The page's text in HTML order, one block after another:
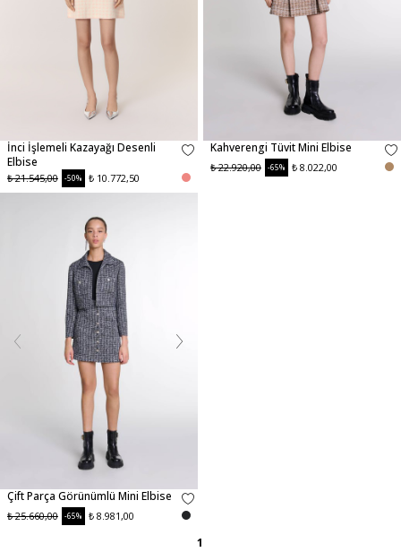
İnci İşlemeli Kazayağı Desenli
Elbise
₺ 21.545,00 -50% ₺ 10.772,50
Kahverengi Tüvit Mini Elbise
₺ 22.920,00 -65% ₺ 8.022,00
Çift Parça Görünümlü Mini Elbise
₺ 25.660,00 -65% ₺ 8.981,00
1